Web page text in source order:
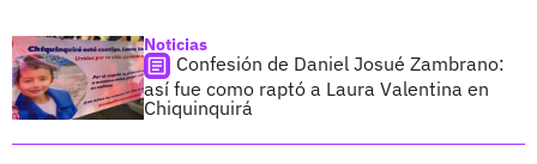
Noticias
Confesión de Daniel Josué Zambrano:
así fue como raptó a Laura Valentina en
Chiquinquirá